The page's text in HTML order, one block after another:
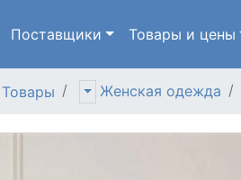
Поставщики Товары и цены
Товары Женская одежда